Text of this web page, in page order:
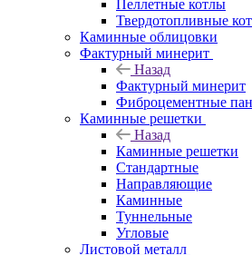
Пеллетные котлы
Твердотопливные
Каминные облицовки
Фактурный минерит
Назад
Фактурный минерит
Фиброцементные
Каминные решетки
Назад
Каминные решетки
Стандартные
Направляющие
Каминные
Туннельные
Угловые
Листовой металл